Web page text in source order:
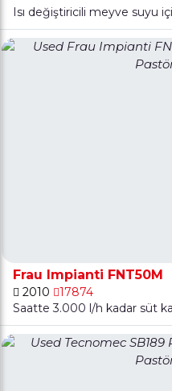
Isı değiştiricili meyve suyu
Frau Impianti FNT50M
2010
17874
Saatte 3.000 l/h kadar süt